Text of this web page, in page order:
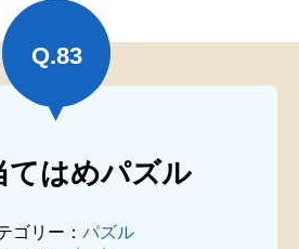
Q.83
てはめパズル
ゴリー： パズル